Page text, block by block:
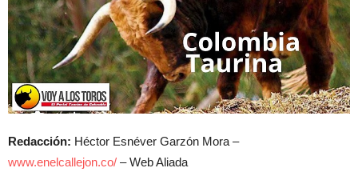
Redacción: Héctor Esnéver Garzón Mora –
www.enelcallejon.co/ – Web Aliada